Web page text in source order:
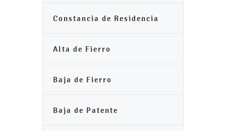
Constancia de Residencia
Alta de Fierro
Baja de Fierro
Baja de Patente